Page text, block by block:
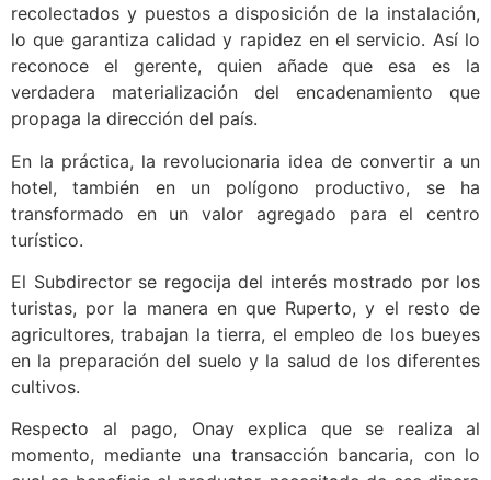
recolectados y puestos a disposición de la instalación,
lo que garantiza calidad y rapidez en el servicio. Así lo
reconoce el gerente, quien añade que esa es la
verdadera materialización del encadenamiento que
propaga la dirección del país.
En la práctica, la revolucionaria idea de convertir a un
hotel, también en un polígono productivo, se ha
transformado en un valor agregado para el centro
turístico.
El Subdirector se regocija del interés mostrado por los
turistas, por la manera en que Ruperto, y el resto de
agricultores, trabajan la tierra, el empleo de los bueyes
en la preparación del suelo y la salud de los diferentes
cultivos.
Respecto al pago, Onay explica que se realiza al
momento, mediante una transacción bancaria, con lo